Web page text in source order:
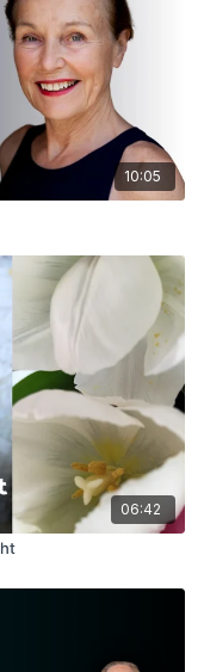
10:05
06:42